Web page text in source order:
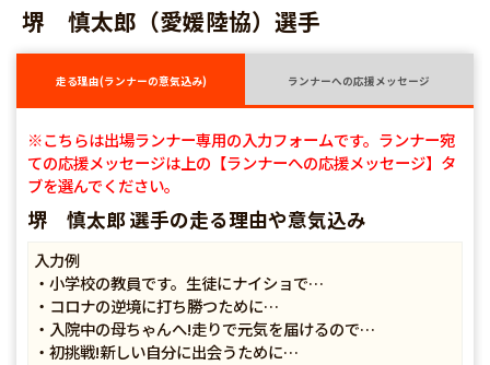
堺 慎太郎（愛媛陸協）選手
走る理由(ランナーの意気込み) ランナーへの応援メッセージ
※こちらは出場ランナー専用の入力フォームです。ランナー宛
ての応援メッセージは上の【ランナーへの応援メッセージ】タ
ブを選んでください。
堺 慎太郎 選手の走る理由や意気込み
入力例
・小学校の教員です。生徒にナイショで…
・コロナの逆境に打ち勝つために…
・入院中の母ちゃんへ!走りで元気を届けるので…
・初挑戦!新しい自分に出会うために…